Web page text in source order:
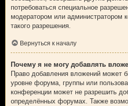
потребоваться специальное
модератором или администратором
такого разрешения.
Вернуться к началу
Почему я не могу добавлять
Право добавления вложений может
уровне форума, группы или
конференции может не разрешить
определённых форумах. Также